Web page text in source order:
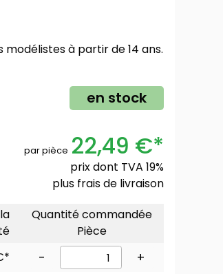
à partir de 14 ans.
en stock
par pièce 22,49 €*
prix dont TVA 19%
plus frais de livraison
Quantité commandée
Pièce
- +